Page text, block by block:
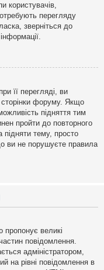
користувачів,
перегляду
зверніться до
її перегляді, ви
форуму. Якщо
підняття тим
пройти до повторного
тему, просто
ви не порушуєте правила
пропонує великі
повідомлення.
адміністратором,
на рівні повідомлення в